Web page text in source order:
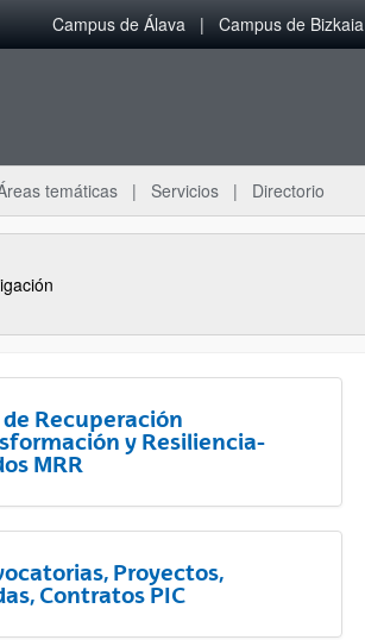
Campus de Álava Campus de Bizkaia
temáticas Servicios Directorio
de Recuperación
y Resiliencia-
MRR
Proyectos,
Contratos PIC